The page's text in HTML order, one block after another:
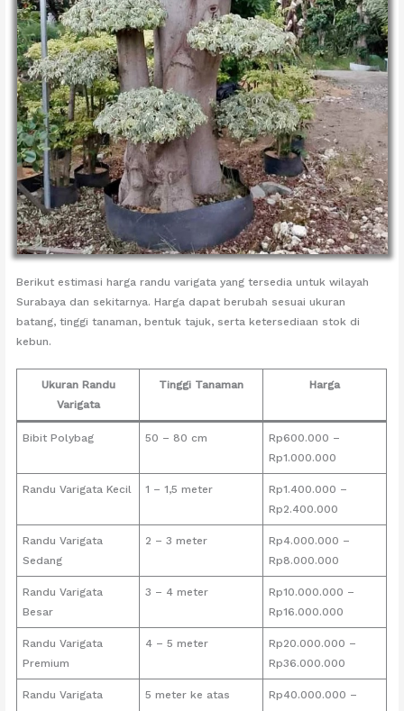
Berikut estimasi harga randu varigata yang tersedia untuk wilayah
Surabaya dan sekitarnya. Harga dapat berubah sesuai ukuran
batang, tinggi tanaman, bentuk tajuk, serta ketersediaan stok di
kebun.
Ukuran Randu
Varigata
Tinggi Tanaman Harga
Bibit Polybag 50 – 80 cm
Rp600.000 –
Rp1.000.000
Randu Varigata Kecil 1 – 1,5 meter
Rp1.400.000 –
Rp2.400.000
Randu Varigata
Sedang
2 – 3 meter
Rp4.000.000 –
Rp8.000.000
Randu Varigata
Besar
3 – 4 meter
Rp10.000.000 –
Rp16.000.000
Randu Varigata
Premium
4 – 5 meter
Rp20.000.000 –
Rp36.000.000
Randu Varigata
5 meter ke atas
Rp40.000.000 –